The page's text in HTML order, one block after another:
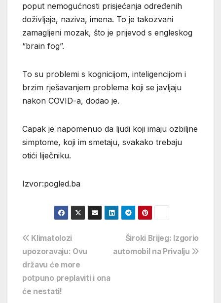
poput nemogućnosti prisjećanja određenih
doživljaja, naziva, imena. To je takozvani
zamagljeni mozak, što je prijevod s engleskog
“brain fog”.
To su problemi s kognicijom, inteligencijom i
brzim rješavanjem problema koji se javljaju
nakon COVID-a, dodao je.
Capak je napomenuo da ljudi koji imaju ozbiljne
simptome, koji im smetaju, svakako trebaju
otići liječniku.
Izvor:pogled.ba
Navigacija
objava
Široki Brijeg: Izgorio
automobil na Privalju
Klimatolozi
upozoravaju: Ovu
državu će more
potpuno preplaviti i ona
će nestati!